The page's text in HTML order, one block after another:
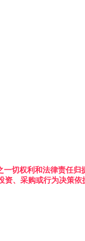
切权利和法律责任
、采购或行为决策依